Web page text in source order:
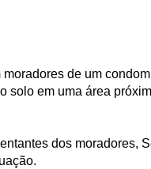
de um
solo em uma área
dos moradores,